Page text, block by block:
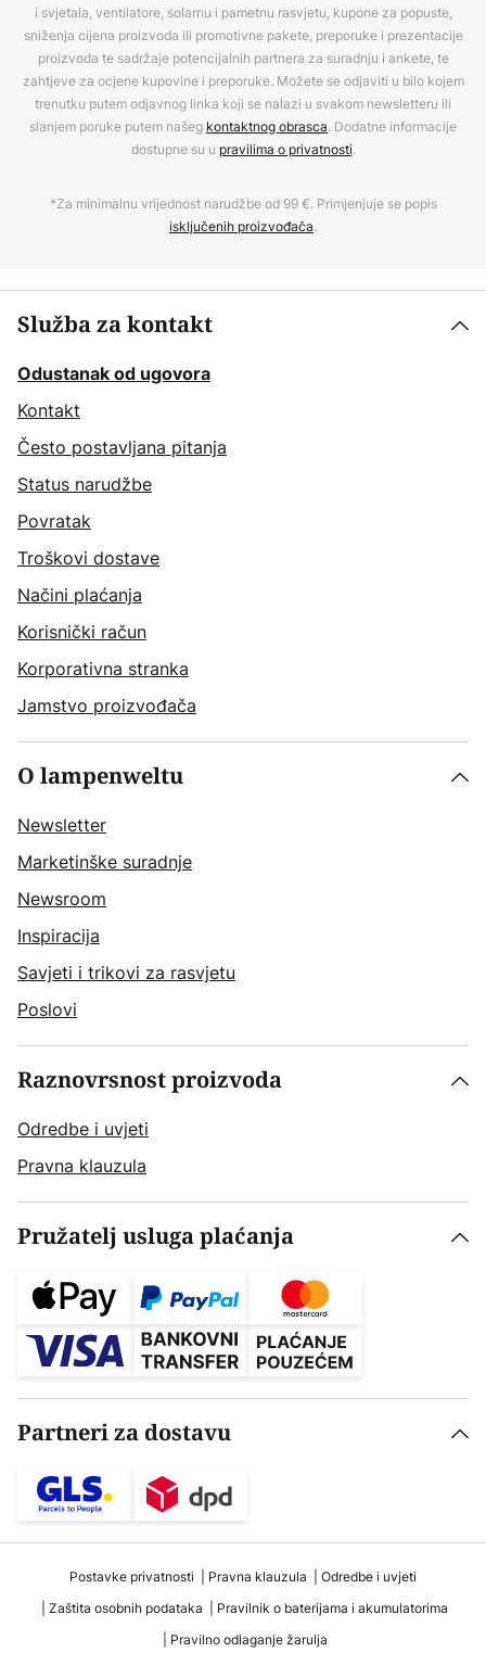
i svjetala, ventilatore, solarnu i pametnu rasvjetu, kupone za popuste,
sniženja cijena proizvoda ili promotivne pakete, preporuke i prezentacije
proizvoda te sadržaje potencijalnih partnera za suradnju i ankete, te
zahtjeve za ocjene kupovine i preporuke. Možete se odjaviti u bilo kojem
trenutku putem odjavnog linka koji se nalazi u svakom newsletteru ili
slanjem poruke putem našeg kontaktnog obrasca. Dodatne informacije
dostupne su u pravilima o privatnosti.
*Za minimalnu vrijednost narudžbe od 99 €. Primjenjuje se popis
isključenih proizvođača.
Služba za kontakt
Odustanak od ugovora
Kontakt
Često postavljana pitanja
Status narudžbe
Povratak
Troškovi dostave
Načini plaćanja
Korisnički račun
Korporativna stranka
Jamstvo proizvođača
O lampenweltu
Newsletter
Marketinške suradnje
Newsroom
Inspiracija
Savjeti i trikovi za rasvjetu
Poslovi
Raznovrsnost proizvoda
Odredbe i uvjeti
Pravna klauzula
Pružatelj usluga plaćanja
Partneri za dostavu
Postavke privatnosti Pravna klauzula
Odredbe i uvjeti
Zaštita osobnih podataka
Pravilnik o baterijama i akumulatorima
Pravilno odlaganje žarulja